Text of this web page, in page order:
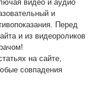
видео и аудио
и
Перед
и из видеороликов
на сайте,
совпадения